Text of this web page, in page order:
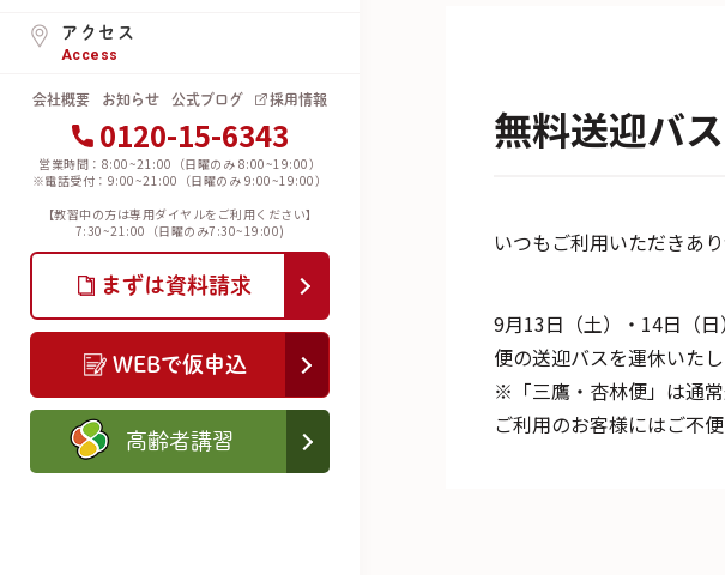
アクセス
Access
会社概要 お知らせ 公式ブログ 採用情報
0120-15-6343
営業時間：8:00~21:00（日曜のみ 8:00~19:00）
※電話受付：9:00~21:00（日曜のみ 9:00~19:00）
【教習中の方は専用ダイヤルをご利用ください】
7:30~21:00（日曜のみ7:30~19:00)
まずは資料請求
WEBで仮申込
高齢者講習
無料送迎バ
いつもご利用いただきあ
9月13日（土）・14日（
便の送迎バスを運休いたし
※「三鷹・杏林便」は通常
ご利用のお客様にはご不